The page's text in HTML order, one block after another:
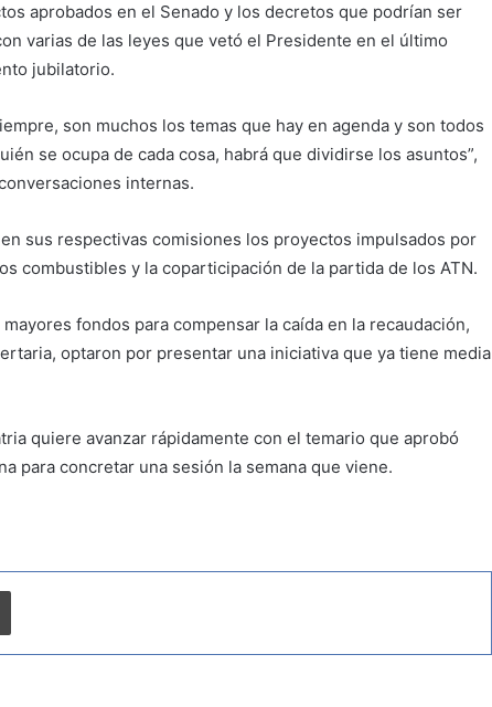
aprobados en el Senado y los decretos que podrían ser
varias de las leyes que vetó el Presidente en el último
jubilatorio.
son muchos los temas que hay en agenda y son todos
se ocupa de cada cosa, habrá que dividirse los asuntos”,
internas.
sus respectivas comisiones los proyectos impulsados por
combustibles y la coparticipación de la partida de los ATN.
fondos para compensar la caída en la recaudación,
optaron por presentar una iniciativa que ya tiene media
quiere avanzar rápidamente con el temario que aprobó
para concretar una sesión la semana que viene.